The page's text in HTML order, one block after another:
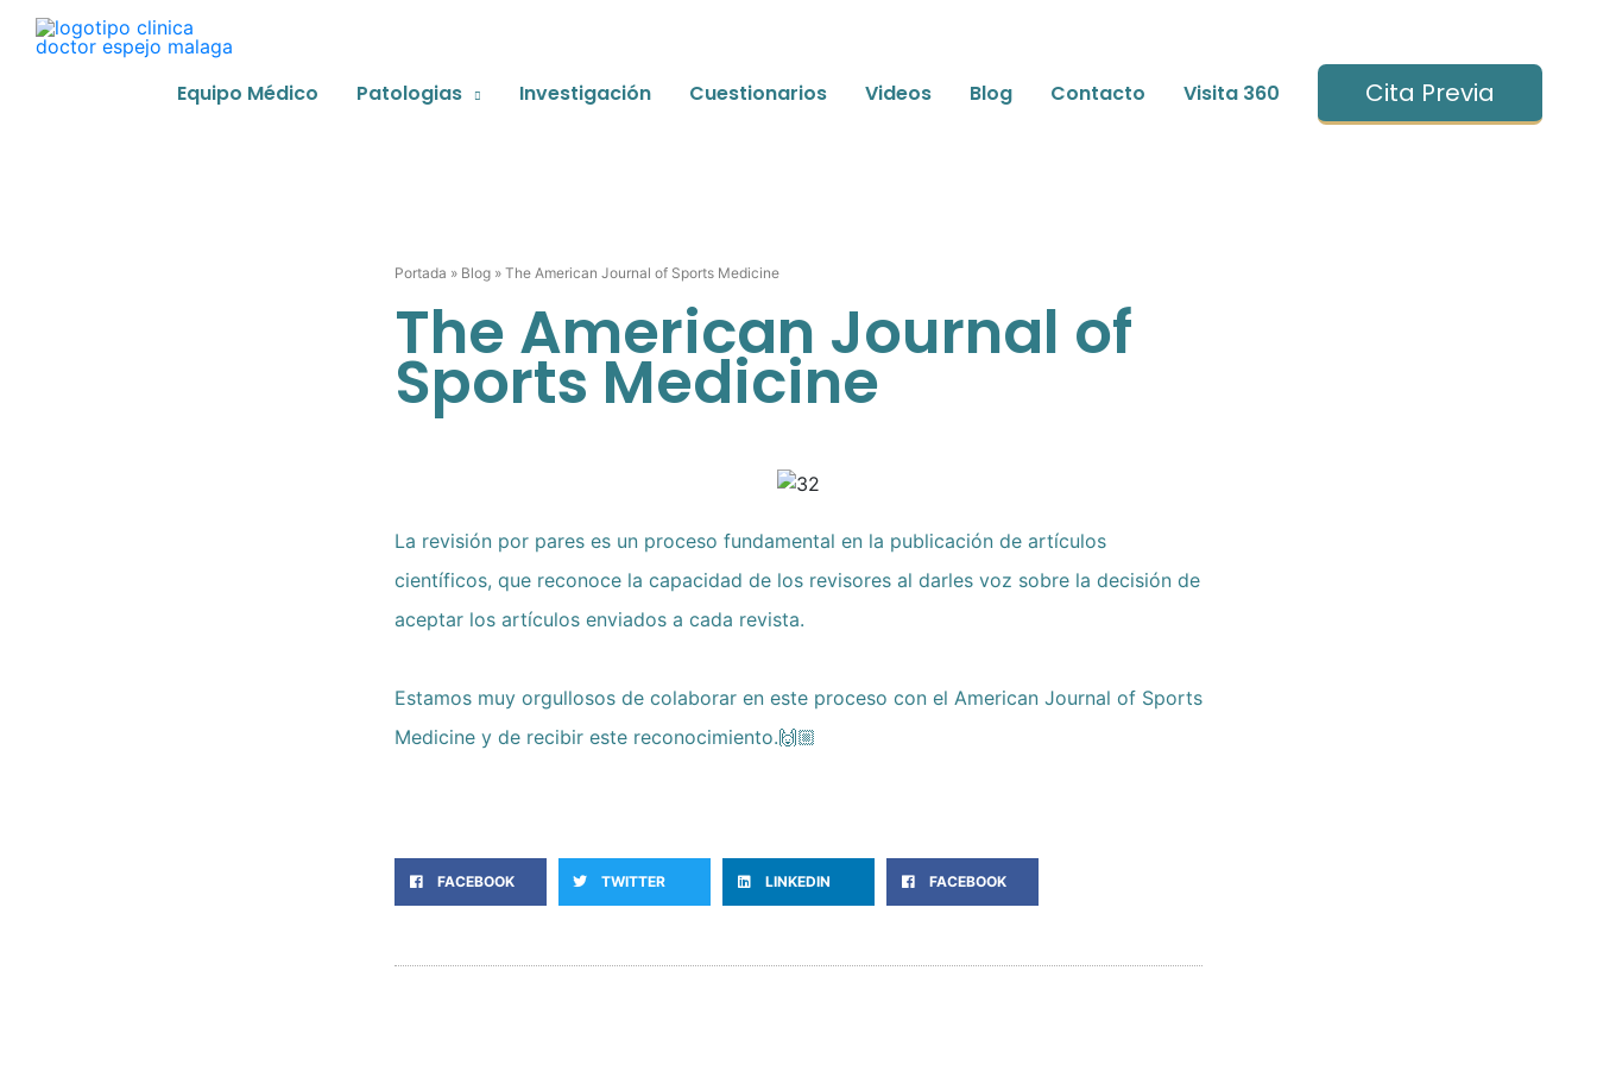
Equipo Médico Patologias Investigación Cuestionarios Videos Blog Contacto Visita 360 Cita Previa
Portada » Blog » The American Journal of Sports Medicine
The American Journal of
Sports Medicine
La revisión por pares es un proceso fundamental en la publicación de artículos
científicos, que reconoce la capacidad de los revisores al darles voz sobre la decisión de
aceptar los artículos enviados a cada revista.
Estamos muy orgullosos de colaborar en este proceso con el American Journal of Sports
Medicine y de recibir este reconocimiento.🙌🏼
FACEBOOK TWITTER LINKEDIN FACEBOOK